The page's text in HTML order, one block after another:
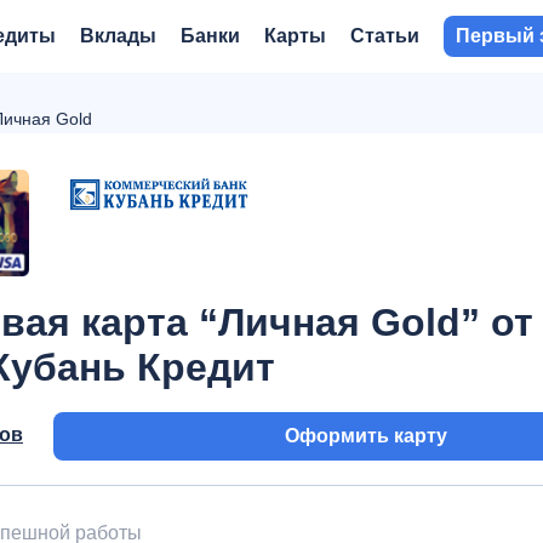
Вклады Банки Карты Статьи Первый
Gold
карта “Личная Gold” от
Кредит
Оформить карту
работы